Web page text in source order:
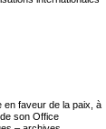
en faveur de la paix, à
son Office